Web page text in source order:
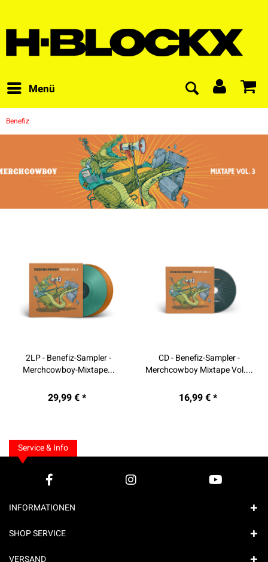
Menü
Benefiz
2LP - Benefiz-Sampler -
Merchcowboy-Mixtape...
29,99 € *
CD - Benefiz-Sampler -
Merchcowboy Mixtape Vol....
16,99 € *
Service & Info
INFORMATIONEN
SHOP SERVICE
VERSAND